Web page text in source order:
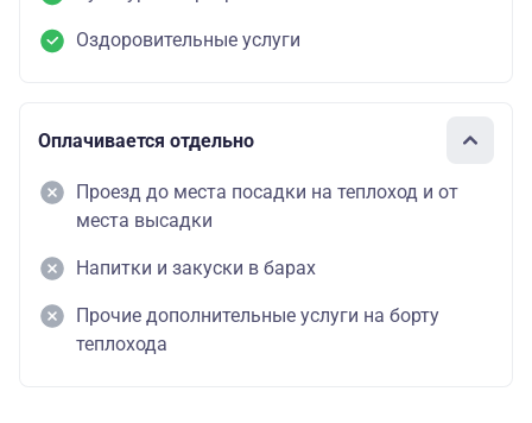
Оздоровительные услуги
Оплачивается отдельно
Проезд до места посадки на теплоход и от
места высадки
Напитки и закуски в барах
Прочие дополнительные услуги на борту
теплохода